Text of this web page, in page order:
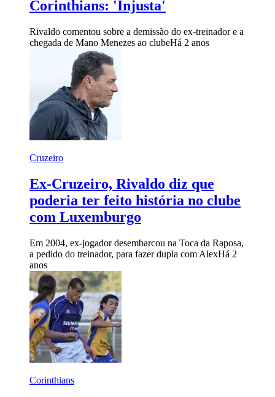
Corinthians: 'Injusta'
Rivaldo comentou sobre a demissão do ex-treinador e a
chegada de Mano Menezes ao clubeHá 2 anos
Cruzeiro
Ex-Cruzeiro, Rivaldo diz que
poderia ter feito história no clube
com Luxemburgo
Em 2004, ex-jogador desembarcou na Toca da Raposa,
a pedido do treinador, para fazer dupla com AlexHá 2
anos
Corinthians